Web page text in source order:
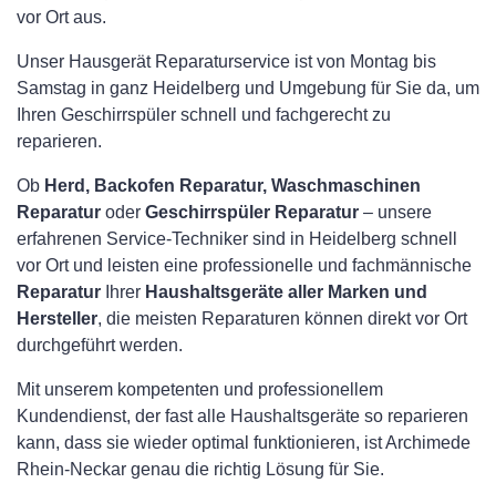
vor Ort aus.
Unser Hausgerät Reparaturservice ist von Montag bis
Samstag in ganz Heidelberg und Umgebung für Sie da, um
Ihren Geschirrspüler schnell und fachgerecht zu
reparieren.
Ob Herd, Backofen Reparatur, Waschmaschinen
Reparatur oder Geschirrspüler Reparatur – unsere
erfahrenen Service-Techniker sind in Heidelberg schnell
vor Ort und leisten eine professionelle und fachmännische
Reparatur Ihrer Haushaltsgeräte aller Marken und
Hersteller, die meisten Reparaturen können direkt vor Ort
durchgeführt werden.
Mit unserem kompetenten und professionellem
Kundendienst, der fast alle Haushaltsgeräte so reparieren
kann, dass sie wieder optimal funktionieren, ist Archimede
Rhein-Neckar genau die richtig Lösung für Sie.